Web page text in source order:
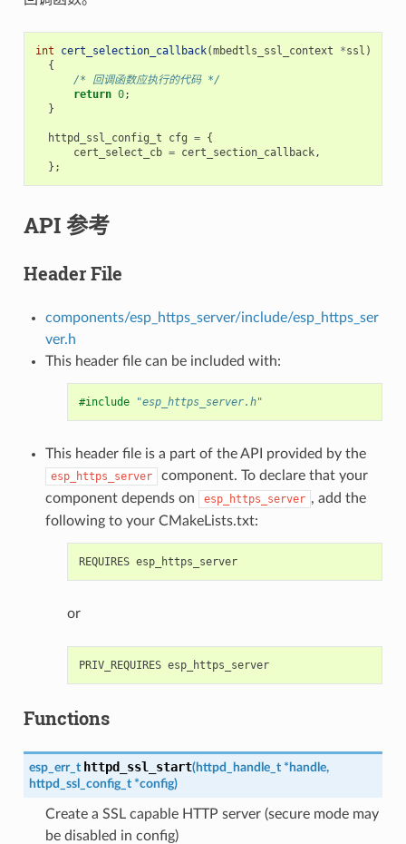
int cert_selection_callback(mbedtls_ssl_context *ssl )
{
/* 回调函数应执行的代码 */
return 0;
}
httpd_ssl_config_t cfg = {
cert_select_cb = cert_section_callback,
};
API 参考
Header File
components/esp_https_server/include/esp_https_ser
ver.h
This header file can be included with:
#include "esp_https_server.h"
This header file is a part of the API provided by the
esp_https_server
component. To declare that your
component depends on
esp_https_server , add the
following to your CMakeLists.txt:
REQUIRES esp_https_server
or
PRIV_REQUIRES esp_https_server
Functions
esp_err_t httpd_ssl_start(httpd_handle_t * handle,
httpd_ssl_config_t *config)
Create a SSL capable HTTP server (secure mode may
be disabled in config)